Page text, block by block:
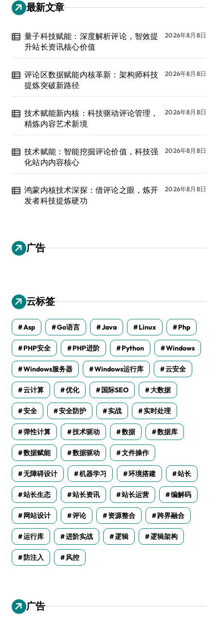
最新文章
量子科技赋能：深度解析评论，智效提
升站长资讯核心价值
2026年8月8日
评论区数据赋能内核革新：架构师科技
提炼突破新路径
2026年8月8日
技术赋能新内核：科技驱动评论管理，
精炼内容艺术新境
2026年8月8日
技术赋能：智能挖掘评论价值，科技强
化站内内容核心
2026年8月8日
鸿蒙内核技术深探：借评论之眼，炼开
发者科技提炼硬功
2026年8月8日
广告
云标签
Asp Go语言 Java Linux Php
PHP安全 PHP进阶 Python Windows
Windows服务器 Windows运行库 云安全
云计算 优化 国际SEO 大数据
安全 安全防护 实战 实时处理
弹性计算 技术驱动 数据 数据库
数据赋能 数据驱动 文件操作
无障碍设计 机器学习 环境搭建 站长
站长生态 站长资讯 站长运营 编解码
网站设计 评论 资源整合 跨界融合
运行库 进阶实战 逻辑 逻辑架构
防注入 风控
广告